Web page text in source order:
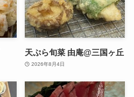
天ぷら旬菜 由庵@三国ヶ丘
2026年8月4日